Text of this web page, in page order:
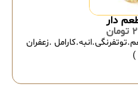
دار
تومان
.زعفران
)